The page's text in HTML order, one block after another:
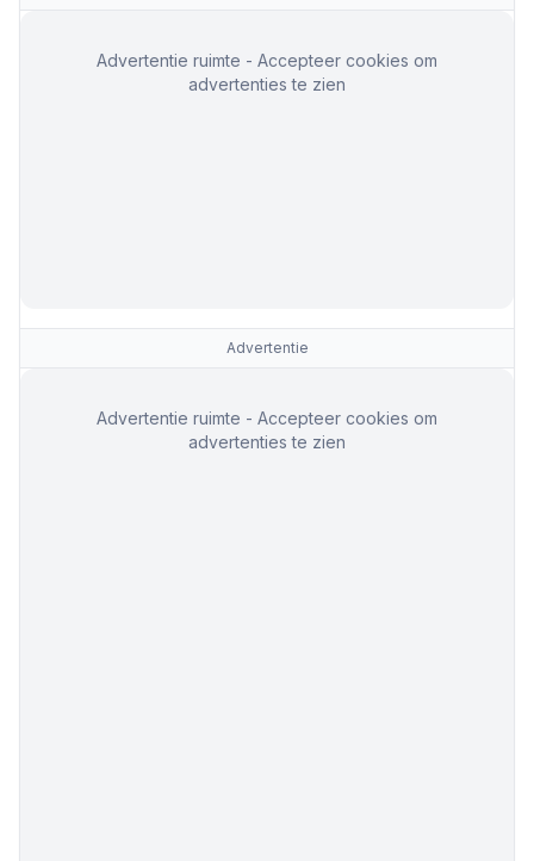
Advertentie ruimte - Accepteer cookies om
advertenties te zien
Advertentie
Advertentie ruimte - Accepteer cookies om
advertenties te zien